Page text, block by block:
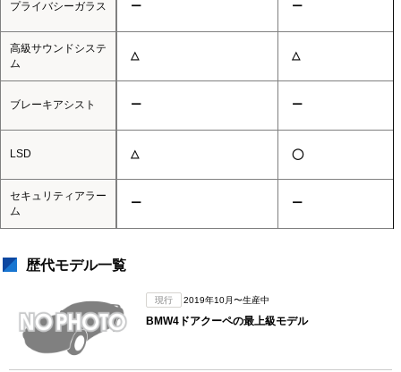
プライバシーガラス
高級サウンドシステ
ム
ブレーキアシスト
LSD
セキュリティアラー
ム
ー ー
△ △
ー ー
△ ◯
ー ー
歴代モデル一覧
現行 2019年10月〜生産中
BMW4ドアクーペの最上級モデル